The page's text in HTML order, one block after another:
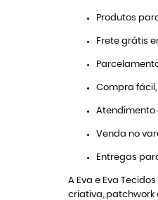
Produtos
Frete grátis
Compra
Atendimento
Venda no
Entregas
A Eva e Eva
criativa, patchwork